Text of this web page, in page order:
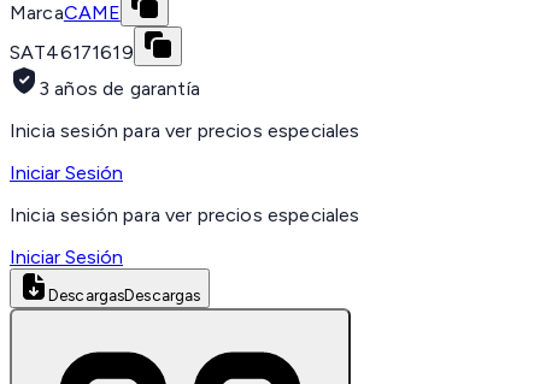
MarcaCAME
SAT46171619
3 años de garantía
Inicia sesión para ver precios especiales
Iniciar Sesión
Inicia sesión para ver precios especiales
Iniciar Sesión
DescargasDescargas